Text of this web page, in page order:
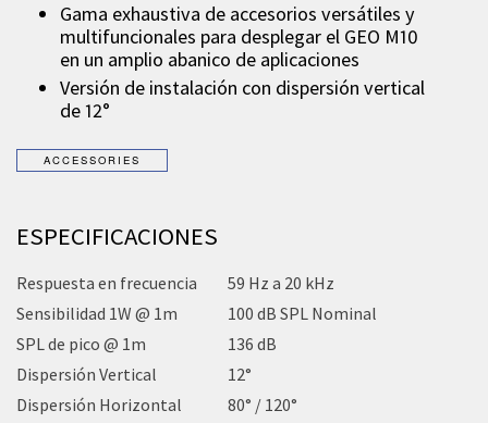
Gama exhaustiva de accesorios versátiles y
multifuncionales para desplegar el GEO M10
en un amplio abanico de aplicaciones
Versión de instalación con dispersión vertical
de 12°
ESPECIFICACIONES
Respuesta en frecuencia
59 Hz a 20 kHz
Sensibilidad 1W @ 1m
100 dB SPL Nominal
SPL de pico @ 1m
136 dB
Dispersión Vertical
12°
Dispersión Horizontal
80° / 120°